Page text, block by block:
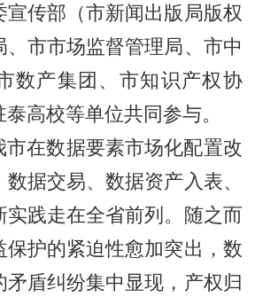
宣传部（市新闻出版局版权
、市市场监督管理局、市中
数产集团、市知识产权协
高校等单位共同参与。
市在数据要素市场化配置改
据交易、数据资产入表、
实践走在全省前列。随之而
保护的紧迫性愈加突出，数
盾纠纷集中显现，产权归